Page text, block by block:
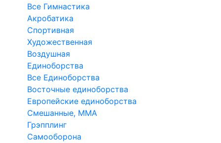
Все Гимнастика
Акробатика
Спортивная
Художественная
Воздушная
Единоборства
Все Единоборства
Восточные единоборства
Европейские единоборства
Смешанные, ММА
Грэпплинг
Самооборона